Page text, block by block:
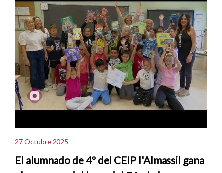
27 Octubre 2025
El alumnado de 4º del CEIP l'Almassil gana